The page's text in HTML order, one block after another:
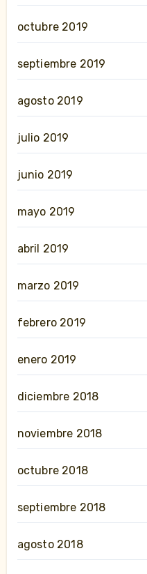
octubre 2019
septiembre 2019
agosto 2019
julio 2019
junio 2019
mayo 2019
abril 2019
marzo 2019
febrero 2019
enero 2019
diciembre 2018
noviembre 2018
octubre 2018
septiembre 2018
agosto 2018